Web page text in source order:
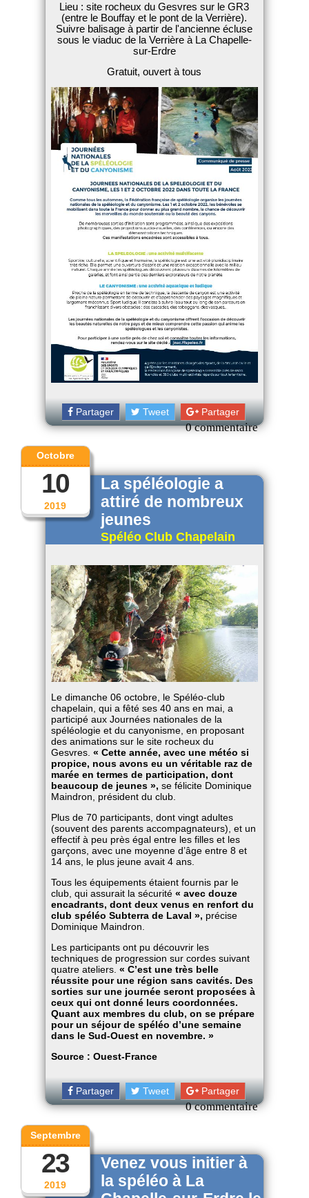
Lieu : site rocheux du Gesvres sur le GR3
(entre le Bouffay et le pont de la Verrière).
Suivre balisage à partir de l'ancienne écluse
sous le viaduc de la Verrière à La Chapelle-
sur-Erdre
Gratuit, ouvert à tous
Partager Tweet Partager
0 commentaire
2019
Octobre
10
La spéléologie a
attiré de nombreux
jeunes
Spéléo Club Chapelain
Le dimanche 06 octobre, le Spéléo-club
chapelain, qui a fêté ses 40 ans en mai, a
participé aux Journées nationales de la
spéléologie et du canyonisme, en proposant
des animations sur le site rocheux du
Gesvres.« Cette année, avec une météo si
propice, nous avons eu un véritable raz de
marée en termes de participation, dont
beaucoup de jeunes », se félicite Dominique
Maindron, président du club.
Plus de 70 participants, dont vingt adultes
(souvent des parents accompagnateurs), et un
effectif à peu près égal entre les filles et les
garçons, avec une moyenne d’âge entre 8 et
14 ans, le plus jeune avait 4 ans.
Tous les équipements étaient fournis par le
club, qui assurait la sécurité« avec douze
encadrants, dont deux venus en renfort du
club spéléo Subterra de Laval », précise
Dominique Maindron.
Les participants ont pu découvrir les
techniques de progression sur cordes suivant
quatre ateliers.« C’est une très belle
réussite pour une région sans cavités. Des
sorties sur une journée seront proposées à
ceux qui ont donné leurs coordonnées.
Quant aux membres du club, on se prépare
pour un séjour de spéléo d’une semaine
dans le Sud-Ouest en novembre. »
Source : Ouest-France
Partager Tweet Partager
0 commentaire
2019
Septembre
23
Venez vous initier à
la spéléo à La